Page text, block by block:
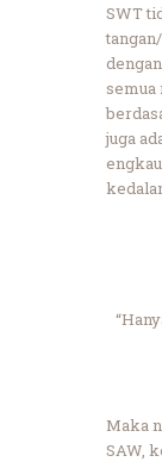
SWT
semua
juga
Maka
SAW,